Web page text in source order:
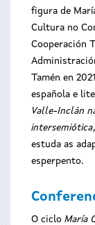
figura de
Cultura no
Cooperación
Tamén en
española e
Valle-Inclán
intersemiótica
estuda as
esperpento.
O ciclo María